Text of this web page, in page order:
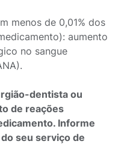
menos de 0,01% dos
aumento
no sangue
dentista ou
de reações
Informe
seu serviço de